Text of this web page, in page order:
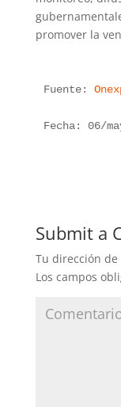
promover la
Fuente:
Fecha: 06/
Submit a
Tu dirección
Los campos